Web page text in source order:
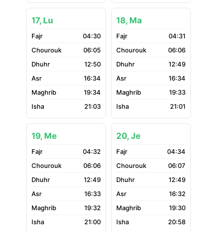
17, Lu
04:30
06:05
12:50
16:34
19:34
21:03
18, Ma
04:31
06:06
12:49
16:34
19:33
21:01
19, Me
04:32
06:06
12:49
16:33
19:32
21:00
20, Je
04:34
06:07
12:49
16:32
19:30
20:58